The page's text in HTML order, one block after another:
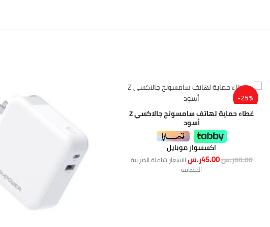
-25%
غطاء حماية لهاتف سامسونج جالاكسي Z
أسود
اكسسوار موبايل
60.00ر.س45.00ر.سالاسعار شاملة الضريبة
المضافة